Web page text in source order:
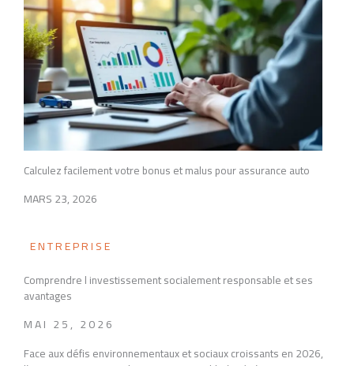
Calculez facilement votre bonus et malus pour assurance auto
MARS 23, 2026
ENTREPRISE
Comprendre l investissement socialement responsable et ses
avantages
MAI 25, 2026
Face aux défis environnementaux et sociaux croissants en 2026,